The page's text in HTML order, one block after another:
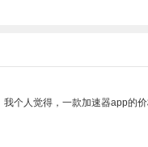
个人觉得，一款加速器app的价